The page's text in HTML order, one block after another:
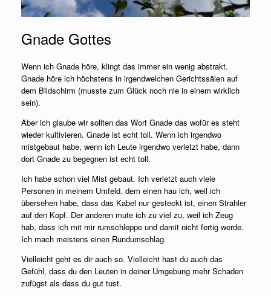
Gnade Gottes
Wenn ich Gnade höre, klingt das immer ein wenig abstrakt.
Gnade höre ich höchstens in irgendwelchen Gerichtssälen auf
dem Bildschirm (musste zum Glück noch nie in einem wirklich
sein).
Aber ich glaube wir sollten das Wort Gnade das wofür es steht
wieder kultivieren. Gnade ist echt toll. Wenn ich irgendwo
mistgebaut habe, wenn ich Leute irgendwo verletzt habe, dann
dort Gnade zu begegnen ist echt toll.
Ich habe schon viel Mist gebaut. Ich verletzt auch viele
Personen in meinem Umfeld. dem einen hau ich, weil ich
übersehen habe, dass das Kabel nur gesteckt ist, einen Strahler
auf den Kopf. Der anderen mute ich zu viel zu, weil ich Zeug
hab, dass ich mit mir rumschleppe und damit nicht fertig werde.
Ich mach meistens einen Rundumschlag.
Vielleicht geht es dir auch so. Vielleicht hast du auch das
Gefühl, dass du den Leuten in deiner Umgebung mehr Schaden
zufügst als dass du gut tust.